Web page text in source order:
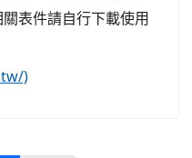
表件請自行下載使用
)